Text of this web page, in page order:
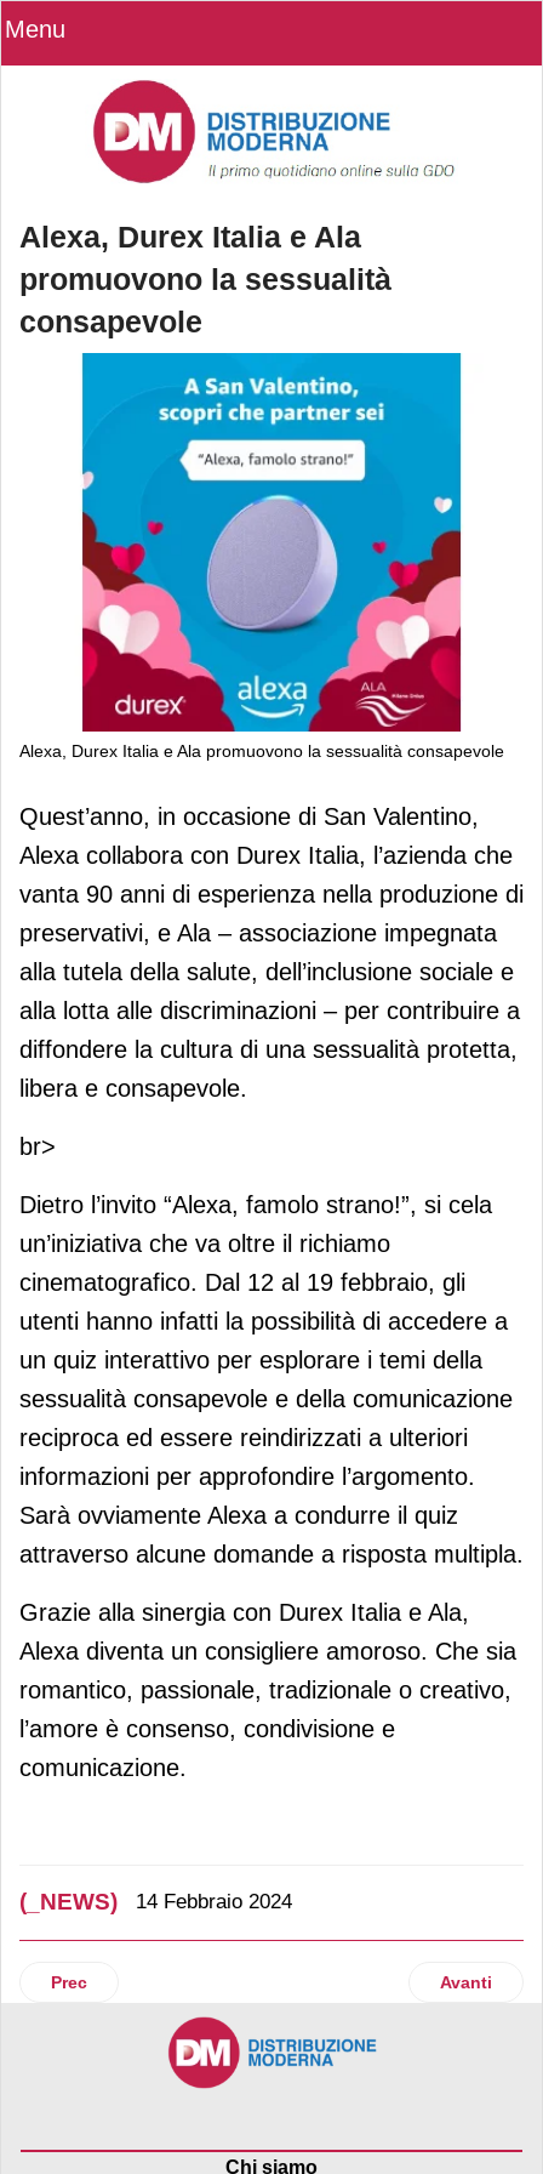
Menu
Alexa, Durex Italia e Ala
promuovono la sessualità
consapevole
Alexa, Durex Italia e Ala promuovono la sessualità consapevole
Alexa, Durex Italia e Ala promuovono
la sessualità consapevole
Quest’anno, in occasione di San Valentino,
Alexa collabora con Durex Italia, l’azienda che
vanta 90 anni di esperienza nella produzione di
preservativi, e Ala – associazione impegnata
alla tutela della salute, dell’inclusione sociale e
alla lotta alle discriminazioni – per contribuire a
diffondere la cultura di una sessualità protetta,
libera e consapevole.
br>
Dietro l’invito “Alexa, famolo strano!”, si cela
un’iniziativa che va oltre il richiamo
cinematografico. Dal 12 al 19 febbraio, gli
utenti hanno infatti la possibilità di accedere a
un quiz interattivo per esplorare i temi della
sessualità consapevole e della comunicazione
reciproca ed essere reindirizzati a ulteriori
informazioni per approfondire l’argomento.
Sarà ovviamente Alexa a condurre il quiz
attraverso alcune domande a risposta multipla.
Grazie alla sinergia con Durex Italia e Ala,
Alexa diventa un consigliere amoroso. Che sia
romantico, passionale, tradizionale o creativo,
l’amore è consenso, condivisione e
comunicazione.
(_NEWS) 14 Febbraio 2024
Articolo precedente: Dulcis debutta con successo a Fruit
Prec Articolo
Avanti
Chi siamo